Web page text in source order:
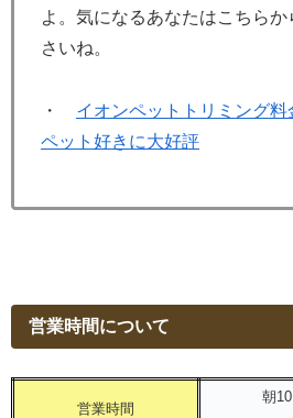
よ。気になるあなたはこちら
さいね。
・ イオンペットトリミング
ペット好きに大好評
営業時間について
営業時間
朝